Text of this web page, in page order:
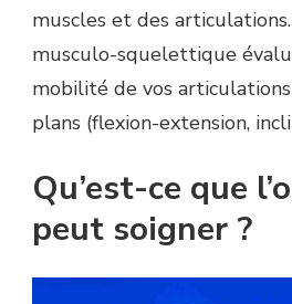
muscles et des
musculo-squelettique
mobilité de vos
plans (flexion-extension,
Qu’est-ce que
peut soigner ?